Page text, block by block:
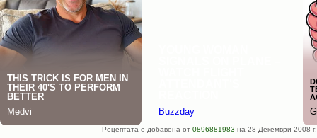
Рецептата е добавена от 0896881983 на 28 Декември 2008 г.